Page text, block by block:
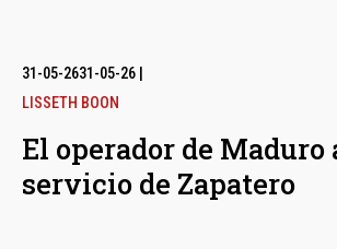
31-05-2631-05-26
LISSETH BOON
El operador de Maduro
servicio de Zapatero